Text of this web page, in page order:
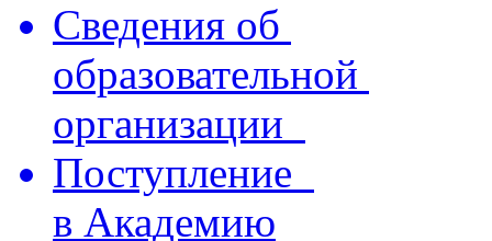
Сведения об
образовательной
организации
Поступление
в Академию